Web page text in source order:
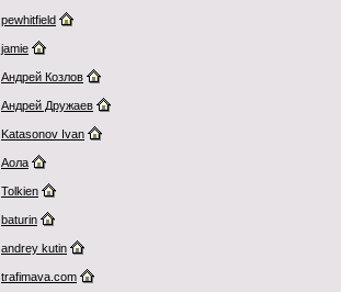
pewhitfield
jamie
Андрей Козлов
Андрей Дружаев
Katasonov Ivan
Аола
Tolkien
baturin
andrey kutin
trafimava.com